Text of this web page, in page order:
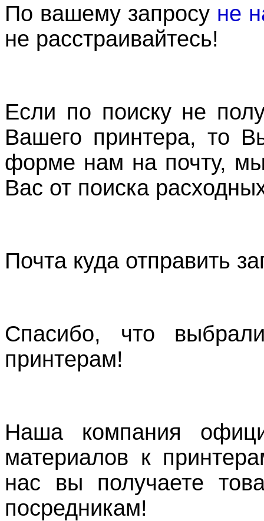
По вашему запросу не
не расстраивайтесь!
Если по поиску не
Вашего принтера, то
форме нам на почту,
Вас от поиска
Почта куда отправить
Спасибо, что
принтерам!
Наша компания
материалов к
нас вы получаете
посредникам!